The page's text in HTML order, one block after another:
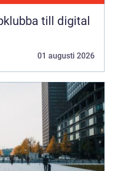
01 augusti 2026